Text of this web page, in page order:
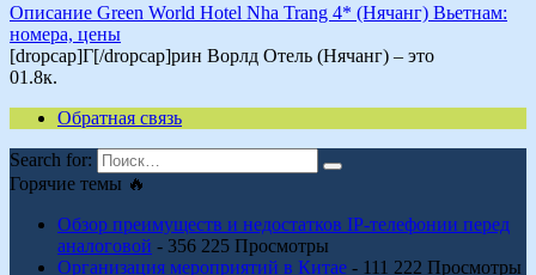
Описание Green World Hotel Nha Trang 4* (Нячанг) Вьетнам:
номера, цены
[dropcap]Г[/dropcap]рин Ворлд Отель (Нячанг) – это
01.8к.
Обратная связь
Search for:
Горячие темы 🔥
Обзор преимуществ и недостатков IP-телефонии перед
аналоговой - 356 225 Просмотры
Организация мероприятий в Китае - 111 222 Просмотры